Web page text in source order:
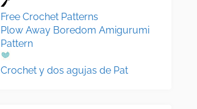
Free Crochet Patterns
Plow Away Boredom Amigurumi
Pattern
Crochet y dos agujas de Pat